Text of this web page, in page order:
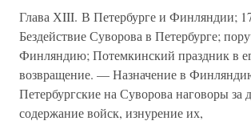
Глава ХIII. В Петербурге и Финляндии;
Бездействие Суворова в Петербурге;
Финляндию; Потемкинский праздник в
возвращение. — Назначение в
Петербургские на Суворова наговоры за
содержание войск, изнурение их,